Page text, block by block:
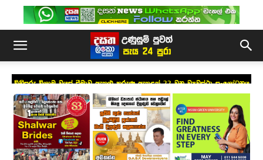
විනිසුරු විශ්‍රාම වයස් සීමාව ඇතුළු කරුණු ඇතුළත් 22 වන ව්‍යවස්ථා සංශෝධනය
ගැසට් කෙරේ